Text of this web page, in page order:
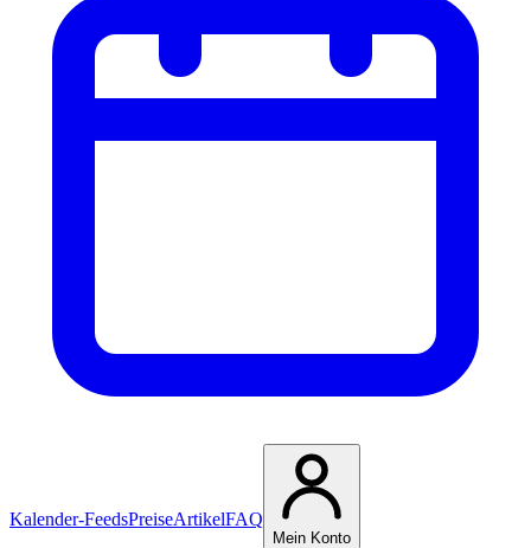
Kalender-FeedsPreiseArtikelFAQ
Mein Konto